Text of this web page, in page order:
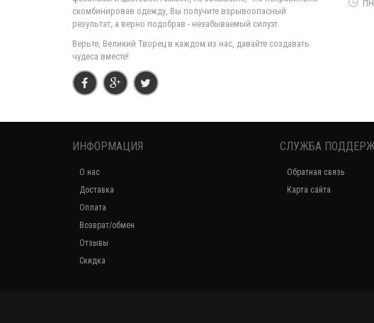
скомбинировав одежду, Вы получите взрывоопасный
результат, а верно подобрав - незабываемый силуэт.
Верьте, Великий Творец в каждом из нас, давайте создавать
чудеса вместе!
ИНФОРМАЦИЯ
О нас
Доставка
Оплата
Возврат/обмен
Отзывы
Скидка
СЛУЖБА
Обратная связь
Карта сайта